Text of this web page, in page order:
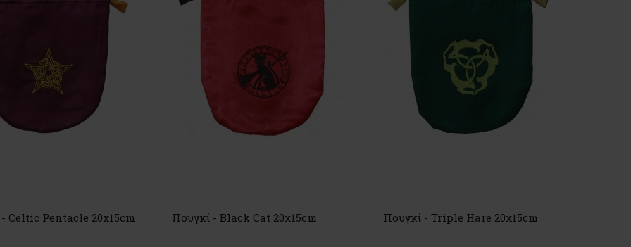
Celtic Pentacle 20x15cm Πουγκί - Black Cat 20x15cm Πουγκί - Triple Hare 20x15cm